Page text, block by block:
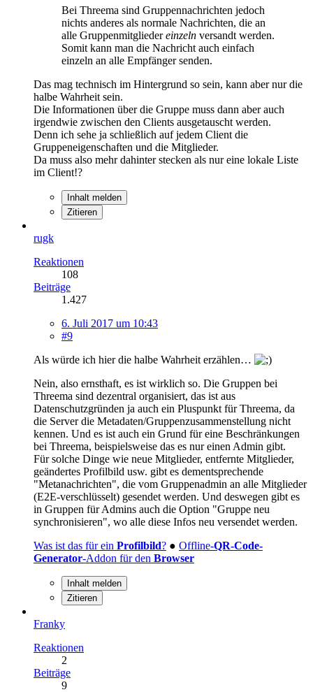
Bei Threema sind Gruppennachrichten jedoch
nichts anderes als normale Nachrichten, die an
alle Gruppenmitgliedereinzeln versandt werden.
Somit kann man die Nachricht auch einfach
einzeln an alle Empfänger senden.
Das mag technisch im Hintergrund so sein, kann aber nur die
halbe Wahrheit sein.
Die Informationen über die Gruppe muss dann aber auch
irgendwie zwischen den Clients ausgetauscht werden.
Denn ich sehe ja schließlich auf jedem Client die
Gruppeneigenschaften und die Mitglieder.
Da muss also mehr dahinter stecken als nur eine lokale Liste
im Client!?
Inhalt melden
Zitieren
rugk
Reaktionen
108
Beiträge
1.427
6. Juli 2017 um 10:43
#9
Als würde ich hier die halbe Wahrheit erzählen…
Nein, also ernsthaft, es ist wirklich so. Die Gruppen bei
Threema sind dezentral organisiert, das ist aus
Datenschutzgründen ja auch ein Pluspunkt für Threema, da
die Server die Metadaten/Gruppenzusammenstellung nicht
kennen. Und es ist auch ein Grund für eine Beschränkungen
bei Threema, beispielsweise das es nur einen Admin gibt.
Für solche Dinge wie neue Mitglieder, entfernte Mitglieder,
geändertes Profilbild usw. gibt es dementsprechende
"Metanachrichten", die vom Gruppenadmin an alle Mitglieder
(E2E-verschlüsselt) gesendet werden. Und deswegen gibt es
in Gruppen für Admins auch die Option "Gruppe neu
synchronisieren", wo alle diese Infos neu versendet werden.
Was ist das für ein Profilbild? ● Offline-QR-Code-
Generator-Addon für den Browser
Inhalt melden
Zitieren
Franky
Reaktionen
2
Beiträge
9